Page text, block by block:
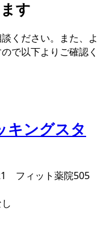
す
ください。また、よ
で以下よりご確認く
フィット薬院505